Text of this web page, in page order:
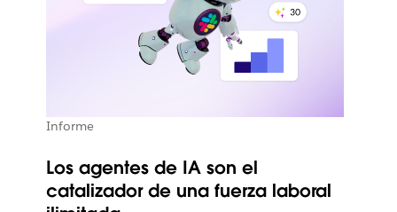
Informe
Los agentes de IA son el
catalizador de una fuerza laboral